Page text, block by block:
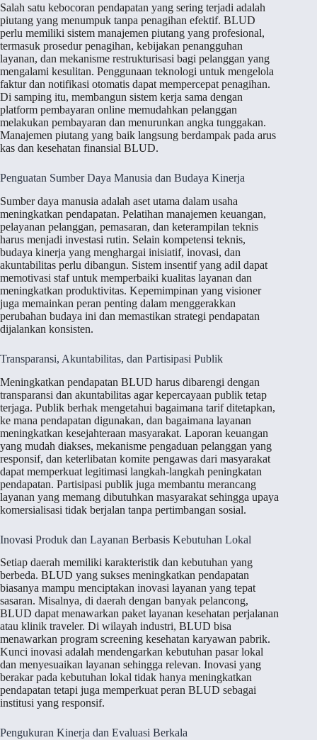
Salah satu kebocoran pendapatan yang sering terjadi adalah
piutang yang menumpuk tanpa penagihan efektif. BLUD
perlu memiliki sistem manajemen piutang yang profesional,
termasuk prosedur penagihan, kebijakan penangguhan
layanan, dan mekanisme restrukturisasi bagi pelanggan yang
mengalami kesulitan. Penggunaan teknologi untuk mengelola
faktur dan notifikasi otomatis dapat mempercepat penagihan.
Di samping itu, membangun sistem kerja sama dengan
platform pembayaran online memudahkan pelanggan
melakukan pembayaran dan menurunkan angka tunggakan.
Manajemen piutang yang baik langsung berdampak pada arus
kas dan kesehatan finansial BLUD.
Penguatan Sumber Daya Manusia dan Budaya Kinerja
Sumber daya manusia adalah aset utama dalam usaha
meningkatkan pendapatan. Pelatihan manajemen keuangan,
pelayanan pelanggan, pemasaran, dan keterampilan teknis
harus menjadi investasi rutin. Selain kompetensi teknis,
budaya kinerja yang menghargai inisiatif, inovasi, dan
akuntabilitas perlu dibangun. Sistem insentif yang adil dapat
memotivasi staf untuk memperbaiki kualitas layanan dan
meningkatkan produktivitas. Kepemimpinan yang visioner
juga memainkan peran penting dalam menggerakkan
perubahan budaya ini dan memastikan strategi pendapatan
dijalankan konsisten.
Transparansi, Akuntabilitas, dan Partisipasi Publik
Meningkatkan pendapatan BLUD harus dibarengi dengan
transparansi dan akuntabilitas agar kepercayaan publik tetap
terjaga. Publik berhak mengetahui bagaimana tarif ditetapkan,
ke mana pendapatan digunakan, dan bagaimana layanan
meningkatkan kesejahteraan masyarakat. Laporan keuangan
yang mudah diakses, mekanisme pengaduan pelanggan yang
responsif, dan keterlibatan komite pengawas dari masyarakat
dapat memperkuat legitimasi langkah-langkah peningkatan
pendapatan. Partisipasi publik juga membantu merancang
layanan yang memang dibutuhkan masyarakat sehingga upaya
komersialisasi tidak berjalan tanpa pertimbangan sosial.
Inovasi Produk dan Layanan Berbasis Kebutuhan Lokal
Setiap daerah memiliki karakteristik dan kebutuhan yang
berbeda. BLUD yang sukses meningkatkan pendapatan
biasanya mampu menciptakan inovasi layanan yang tepat
sasaran. Misalnya, di daerah dengan banyak pelancong,
BLUD dapat menawarkan paket layanan kesehatan perjalanan
atau klinik traveler. Di wilayah industri, BLUD bisa
menawarkan program screening kesehatan karyawan pabrik.
Kunci inovasi adalah mendengarkan kebutuhan pasar lokal
dan menyesuaikan layanan sehingga relevan. Inovasi yang
berakar pada kebutuhan lokal tidak hanya meningkatkan
pendapatan tetapi juga memperkuat peran BLUD sebagai
institusi yang responsif.
Pengukuran Kinerja dan Evaluasi Berkala